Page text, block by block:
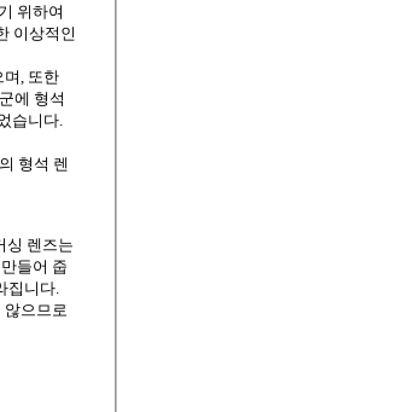
위하여
이상적인
, 또한
에 형석
습니다.
형석 렌
싱 렌즈는
들어 줍
집니다.
않으므로